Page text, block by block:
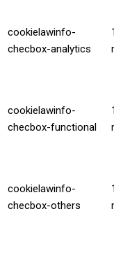
cookielawinfo-
checbox-analytics
cookielawinfo-
checbox-functional
cookielawinfo-
checbox-others